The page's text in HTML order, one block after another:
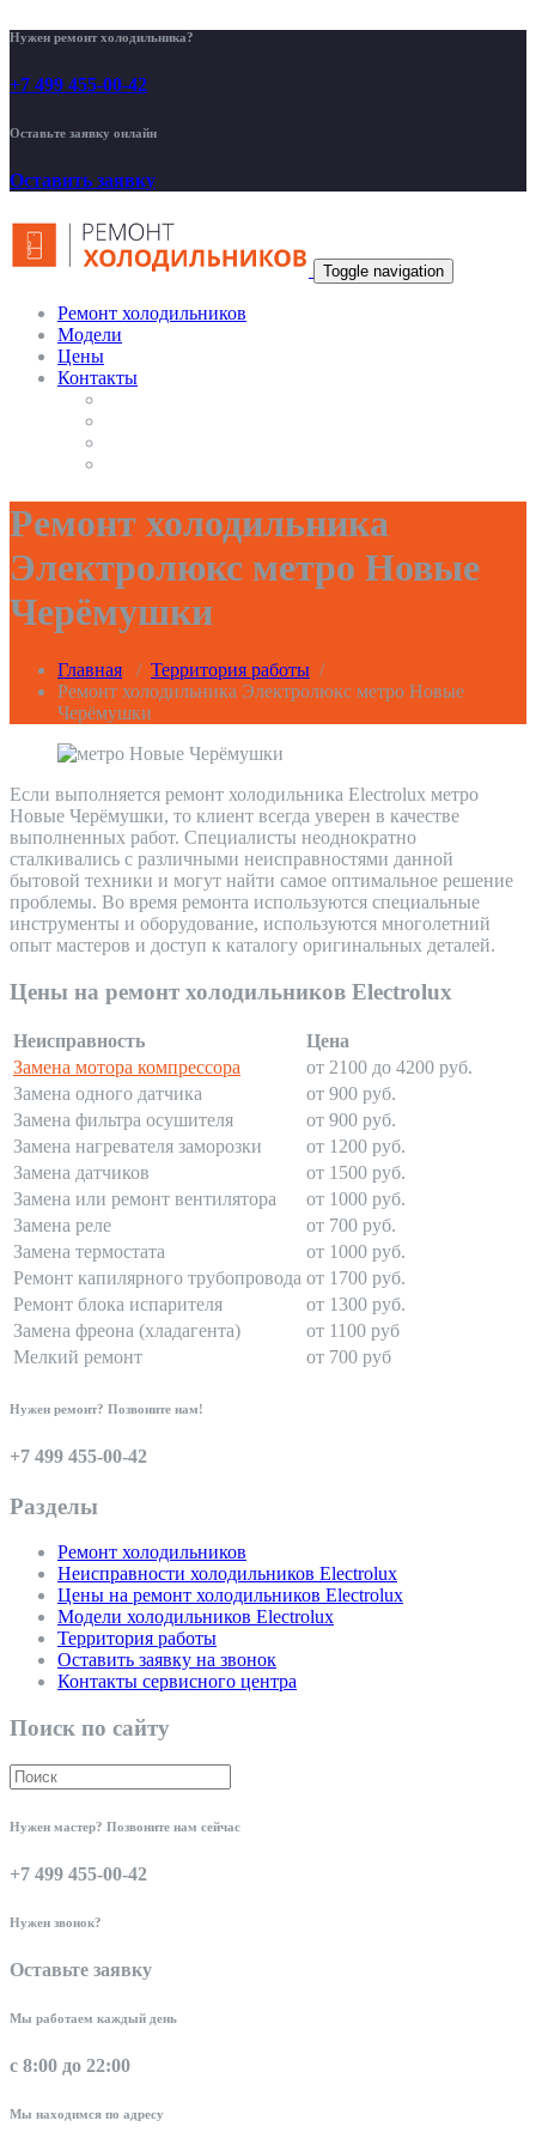
Нужен ремонт холодильника?
+7 499 455-00-42
Оставьте заявку онлайн
Оставить заявку
Toggle navigation
Ремонт холодильников
Модели
Цены
Контакты
Ремонт холодильника
Электролюкс метро Новые
Черёмушки
Главная / Территория работы /
Ремонт холодильника Электролюкс метро Новые
Черёмушки
Если выполняется ремонт холодильника Electrolux метро
Новые Черёмушки, то клиент всегда уверен в качестве
выполненных работ. Специалисты неоднократно
сталкивались с различными неисправностями данной
бытовой техники и могут найти самое оптимальное решение
проблемы. Во время ремонта используются специальные
инструменты и оборудование, используются многолетний
опыт мастеров и доступ к каталогу оригинальных деталей.
Цены на ремонт холодильников Electrolux
Неисправность
Цена
Замена мотора компрессора
от 2100 до 4200 руб.
Замена одного датчика
от 900 руб.
Замена фильтра осушителя
от 900 руб.
Замена нагревателя заморозки
от 1200 руб.
Замена датчиков
от 1500 руб.
Замена или ремонт вентилятора
от 1000 руб.
Замена реле
от 700 руб.
Замена термостата
от 1000 руб.
Ремонт капилярного трубопровода от 1700 руб.
Ремонт блока испарителя
от 1300 руб.
Замена фреона (хладагента)
от 1100 руб
Мелкий ремонт
от 700 руб
Нужен ремонт? Позвоните нам!
+7 499 455-00-42
Разделы
Ремонт холодильников
Неисправности холодильников Electrolux
Цены на ремонт холодильников Electrolux
Модели холодильников Electrolux
Территория работы
Оставить заявку на звонок
Контакты сервисного центра
Поиск по сайту
Нужен мастер? Позвоните нам сейчас
+7 499 455-00-42
Нужен звонок?
Оставьте заявку
Мы работаем каждый день
с 8:00 до 22:00
Мы находимся по адресу